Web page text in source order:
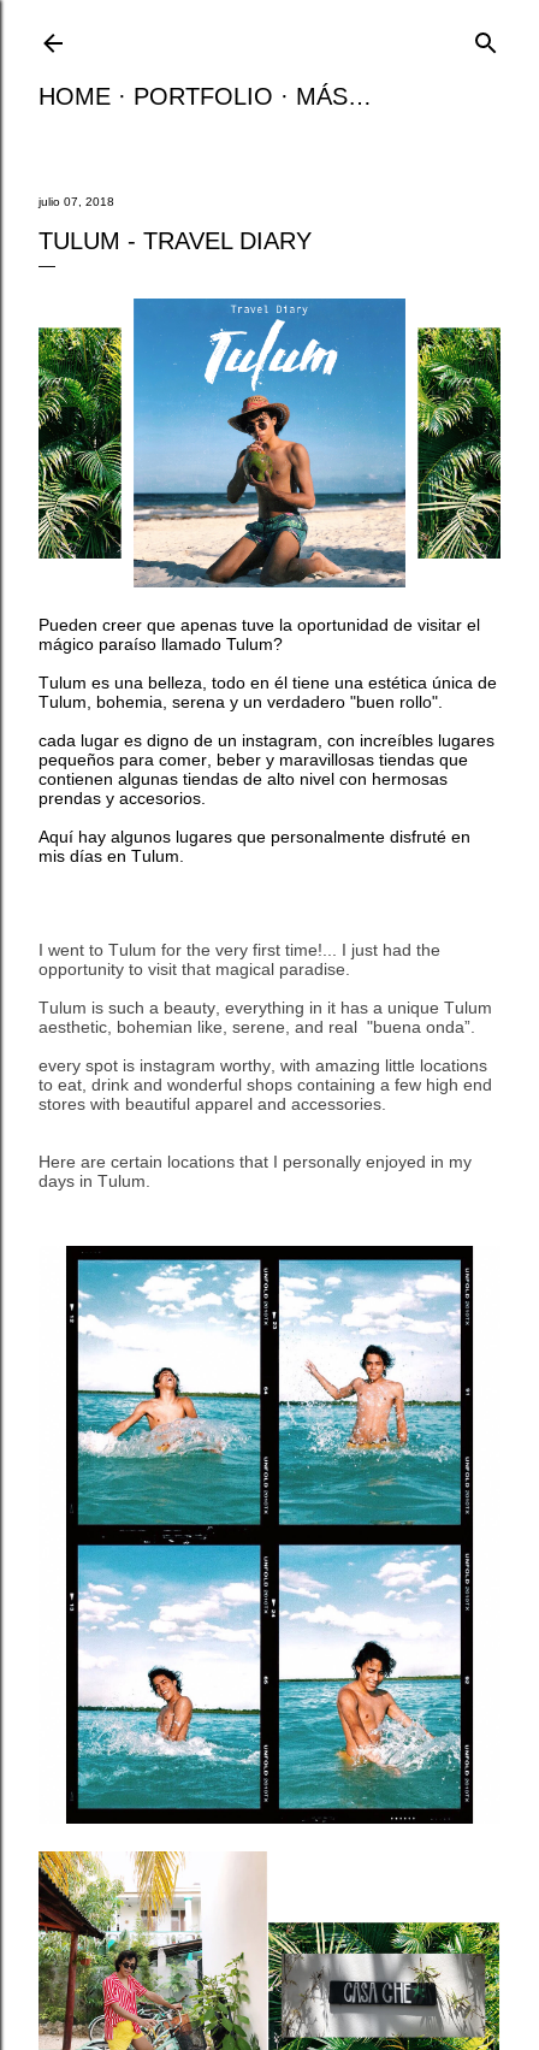
HOME PORTFOLIO MÁS…
julio 07, 2018
TULUM - TRAVEL DIARY
Pueden creer que apenas tuve la oportunidad de visitar el
mágico paraíso llamado Tulum?
Tulum es una belleza, todo en él tiene una estética única de
Tulum, bohemia, serena y un verdadero "buen rollo".
cada lugar es digno de un instagram, con increíbles lugares
pequeños para comer, beber y maravillosas tiendas que
contienen algunas tiendas de alto nivel con hermosas
prendas y accesorios.
Aquí hay algunos lugares que personalmente disfruté en
mis días en Tulum.
I went to Tulum for the very first time!... I just had the
opportunity to visit that magical paradise.
Tulum is such a beauty, everything in it has a unique Tulum
aesthetic, bohemian like, serene, and real "buena onda”.
every spot is instagram worthy, with amazing little locations
to eat, drink and wonderful shops containing a few high end
stores with beautiful apparel and accessories.
Here are certain locations that I personally enjoyed in my
days in Tulum.